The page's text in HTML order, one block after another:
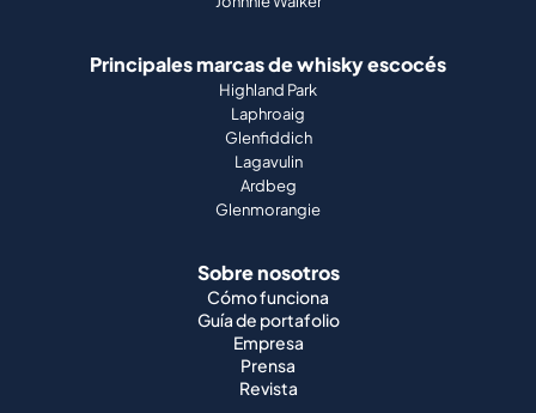
Ardbeg
Glenmorangie
Sobre nosotros
Cómo funciona
Guía de portafolio
Empresa
Revista
Soporte
Términos y condiciones
Aviso legal
Privacidad de datos